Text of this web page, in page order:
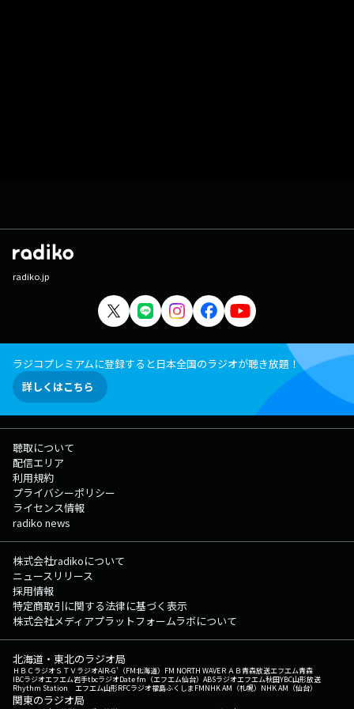
radiko.jp
ラジコプレミアムに登録すると日本全国のラジオが聴き放題！
詳しくはこちら
聴取について
配信エリア
利用規約
プライバシーポリシー
ライセンス情報
radiko news
株式会社radikoについて
ニュースリリース
採用情報
特定商取引に関する法律に基づく表示
株式会社メディアプラットフォームラボについて
北海道・東北のラジオ局
ＨＢＣラジオＳＴＶラジオAIR-G'（FM北海道） FM NORTH WAVEＲＡＢ青森放送エフエム青森
IBCラジオエフエム岩手tbcラジオDate fm（エフエム仙台） ABSラジオエフエム秋田YBC山形放送
Rhythm Station エフエム山形RFCラジオ福島ふくしまFMNHK AM（札幌） NHK AM（仙台）
関東のラジオ局